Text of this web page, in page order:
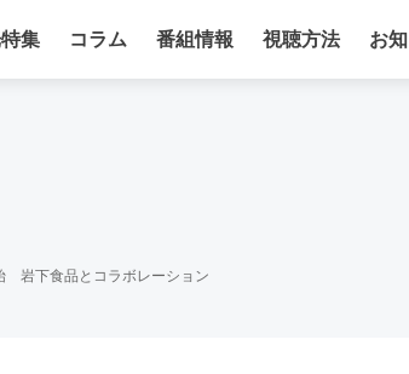
集 コラム 番組情報 視聴方法 お
岩下食品とコラボレーション